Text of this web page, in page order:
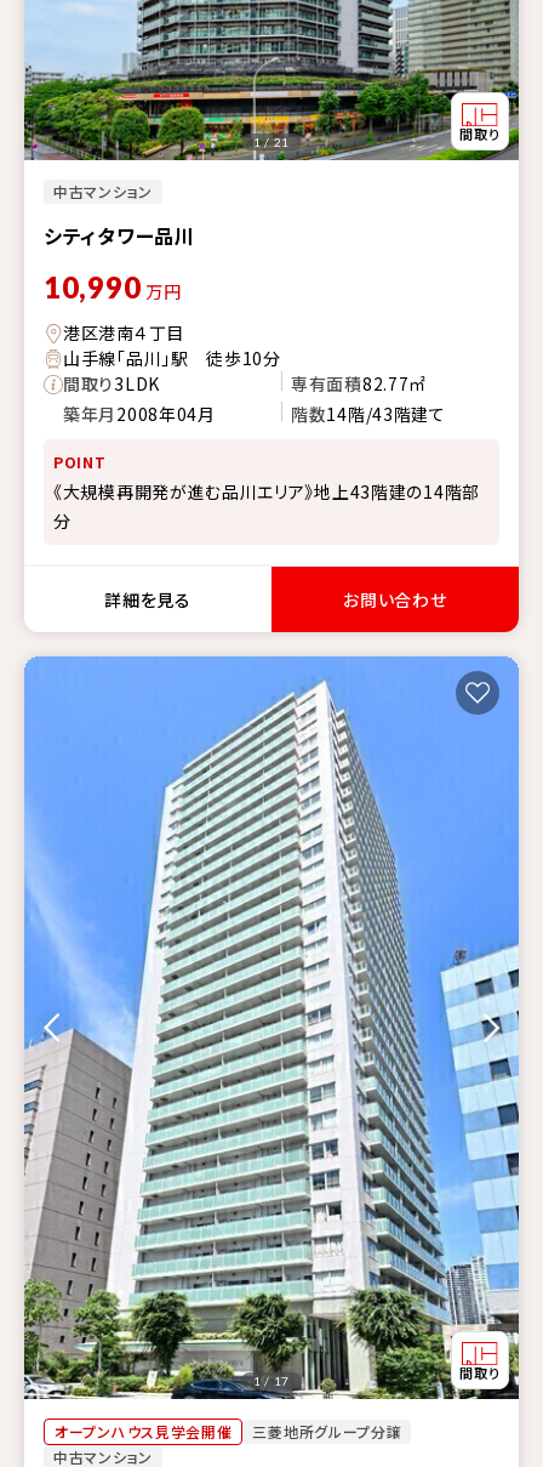
中古マンション
シティタワー品川
1 / 21
10,990 万円
港区港南４丁目
山手線「品川」駅 徒歩10分
間取り3LDK 専有面積82.77㎡
築年月 2008年04月 階数14階/43階建て
POINT
《大規模再開発が進む品川エリア》地上43階建の14階部
分
詳細を見る お問い合わせ
オープンハウス見学会開催
三菱地所グループ分譲
中古マンション
1 / 17